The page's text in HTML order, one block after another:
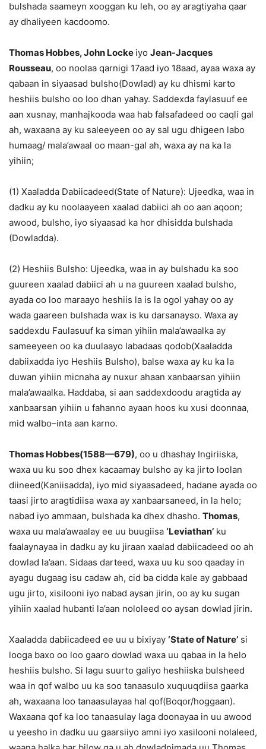
bulshada saameyn xooggan ku leh, oo ay aragtiyaha qaar
ay dhaliyeen kacdoomo.
Thomas Hobbes, John Locke iyo Jean-Jacques
Rousseau, oo noolaa qarnigi 17aad iyo 18aad, ayaa waxa ay
qabaan in siyaasad bulsho(Dowlad) ay ku dhismi karto
heshiis bulsho oo loo dhan yahay. Saddexda faylasuuf ee
aan xusnay, manhajkooda waa hab falsafadeed oo caqli gal
ah, waxaana ay ku saleeyeen oo ay sal ugu dhigeen labo
humaag/ mala’awaal oo maan-gal ah, waxa ay na ka la
yihiin;
(1) Xaaladda Dabiicadeed(State of Nature): Ujeedka, waa in
dadku ay ku noolaayeen xaalad dabiici ah oo aan aqoon;
awood, bulsho, iyo siyaasad ka hor dhisidda bulshada
(Dowladda).
(2) Heshiis Bulsho: Ujeedka, waa in ay bulshadu ka soo
guureen xaalad dabiici ah u na guureen xaalad bulsho,
ayada oo loo maraayo heshiis la is la ogol yahay oo ay
wada gaareen bulshada wax is ku darsanayso. Waxa ay
saddexdu Faulasuuf ka siman yihiin mala’awaalka ay
sameeyeen oo ka duulaayo labadaas qodob(Xaaladda
dabiixadda iyo Heshiis Bulsho), balse waxa ay ku ka la
duwan yihiin micnaha ay nuxur ahaan xanbaarsan yihiin
mala’awaalka. Haddaba, si aan saddexdoodu aragtida ay
xanbaarsan yihiin u fahanno ayaan hoos ku xusi doonnaa,
mid walbo–inta aan karno.
Thomas Hobbes(1588—679), oo u dhashay Ingiriiska,
waxa uu ku soo dhex kacaamay bulsho ay ka jirto loolan
diineed(Kaniisadda), iyo mid siyaasadeed, hadane ayada oo
taasi jirto aragtidiisa waxa ay xanbaarsaneed, in la helo;
nabad iyo ammaan, bulshada ka dhex dhasho. Thomas,
waxa uu mala’awaalay ee uu buugiisa ‘Leviathan’ ku
faalaynayaa in dadku ay ku jiraan xaalad dabiicadeed oo ah
dowlad la’aan. Sidaas darteed, waxa uu ku soo qaaday in
ayagu dugaag isu cadaw ah, cid ba cidda kale ay gabbaad
ugu jirto, xisilooni iyo nabad aysan jirin, oo ay ku sugan
yihiin xaalad hubanti la’aan nololeed oo aysan dowlad jirin.
Xaaladda dabiicadeed ee uu u bixiyay ‘State of Nature’ si
looga baxo oo loo gaaro dowlad waxa uu qabaa in la helo
heshiis bulsho. Si lagu suurto galiyo heshiiska bulsheed
waa in qof walbo uu ka soo tanaasulo xuquuqdiisa gaarka
ah, waxaana loo tanaasulayaa hal qof(Boqor/hoggaan).
Waxaana qof ka loo tanaasulay laga doonayaa in uu awood
u yeesho in dadku uu gaarsiiyo amni iyo xasilooni nolaleed,